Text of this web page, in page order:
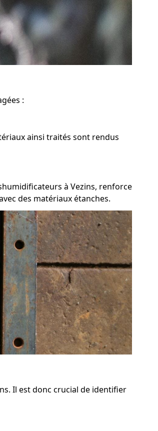
:
ainsi traités sont rendus
à Vezins, renforce
des matériaux étanches.
Il est donc crucial de identifier